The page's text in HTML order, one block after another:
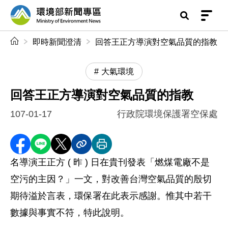
前往中央內容區塊
環境部新聞專區
即時新聞澄清 回答王正方導演對空氣品質的指教
大氣環境
回答王正方導演對空氣品質的指教
107-01-17 行政院環境保護署空保處
分享至 Facebook
分享到 LINE
分享到 X分享內容連結
列印本頁
名導演王正方 ( 昨 ) 日在貴刊發表「燃煤電廠不是
空污的主因？」一文，對改善台灣空氣品質的殷切
期待溢於言表，環保署在此表示感謝。惟其中若干
數據與事實不符，特此說明。